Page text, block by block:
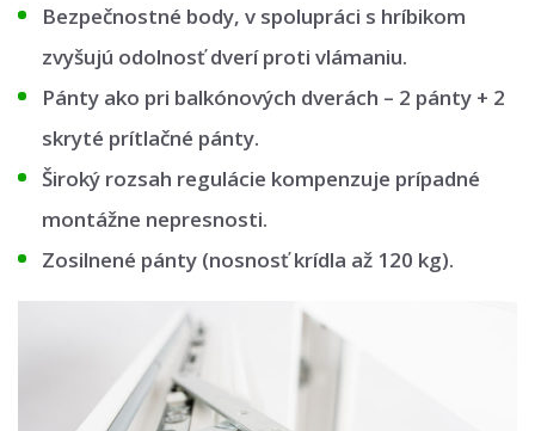
Bezpečnostné body, v spolupráci s hríbikom
zvyšujú odolnosť dverí proti vlámaniu.
Pánty ako pri balkónových dverách – 2 pánty + 2
skryté prítlačné pánty.
Široký rozsah regulácie kompenzuje prípadné
montážne nepresnosti.
Zosilnené pánty (nosnosť krídla až 120 kg).